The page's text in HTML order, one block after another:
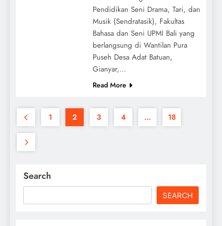
Pendidikan Seni Drama, Tari, dan
Musik (Sendratasik), Fakultas
Bahasa dan Seni UPMI Bali yang
berlangsung di Wantilan Pura
Puseh Desa Adat Batuan,
Gianyar,…
Read More
1 2 3 4 … 18
Search
SEARCH